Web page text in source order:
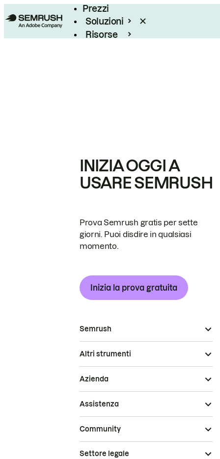
Prezzi
Soluzioni
Risorse
INIZIA OGGI A
USARE SEMRUSH
Prova Semrush gratis per sette
giorni. Puoi disdire in qualsiasi
momento.
Inizia la prova gratuita
Semrush
Altri strumenti
Azienda
Assistenza
Community
Settore legale